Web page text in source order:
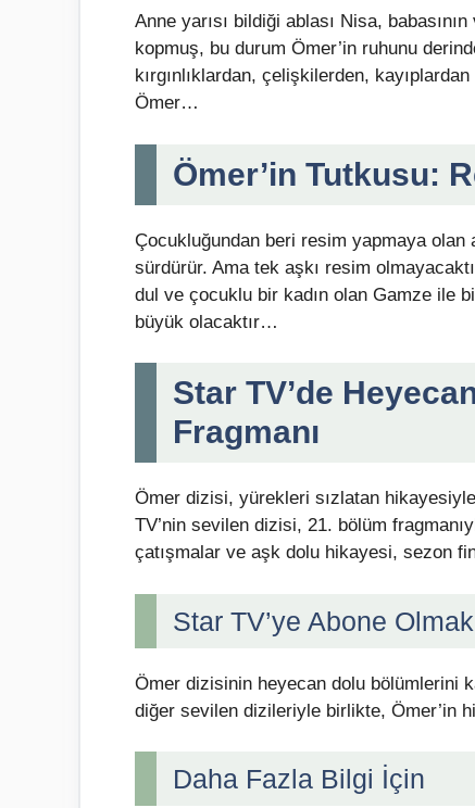
Anne yarısı bildiği ablası Nisa,
kopmuş, bu durum Ömer’in ruhunu
kırgınlıklardan, çelişkilerden,
Ömer…
Ömer’in Tutkusu:
Çocukluğundan beri resim yapmaya
sürdürür. Ama tek aşkı resim
dul ve çocuklu bir kadın olan Gamze ile
büyük olacaktır…
Star TV’de
Fragmanı
Ömer dizisi, yürekleri sızlatan
TV’nin sevilen dizisi, 21. bölüm
çatışmalar ve aşk dolu hikayesi, sezon
Star TV’ye Abone
Ömer dizisinin heyecan dolu bölümlerini
diğer sevilen dizileriyle birlikte, Ömer’in
Daha Fazla Bilgi İçin